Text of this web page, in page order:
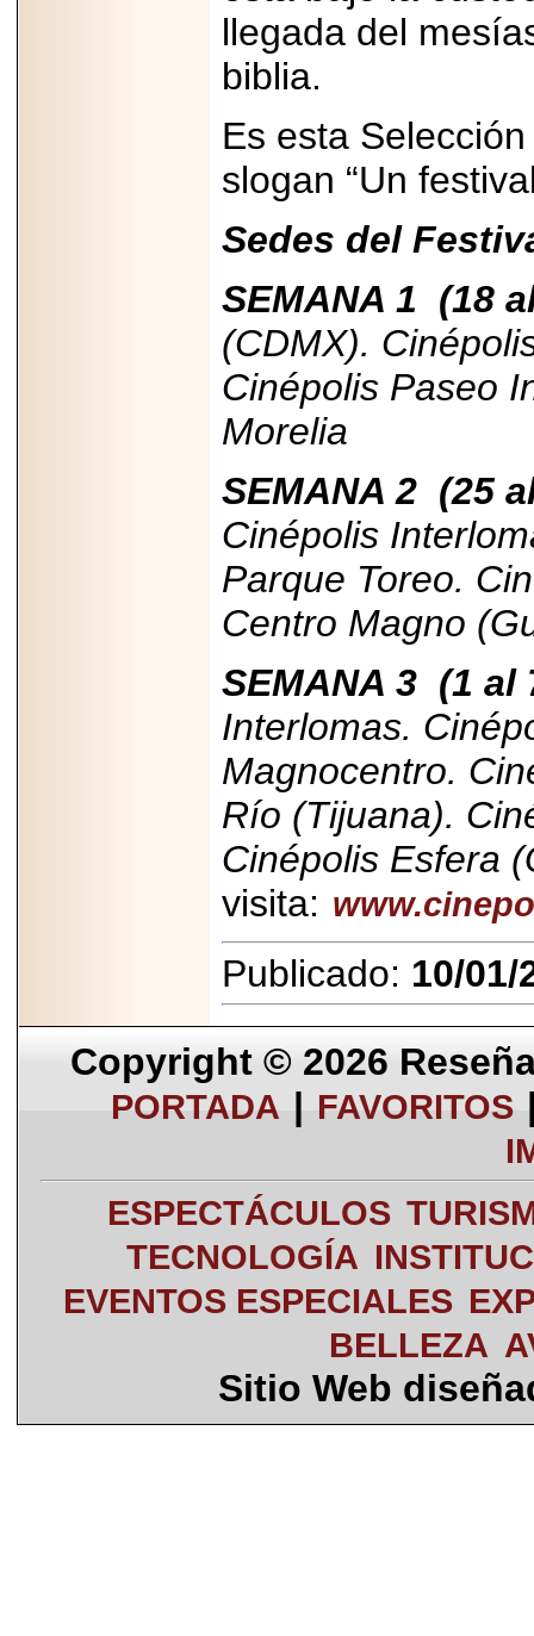
llegada del
biblia.
Es esta
slogan “Un
Sedes del
SEMANA 1 (18
(CDMX).
Cinépolis Paseo
Morelia
SEMANA 2 (25
Cinépolis
Parque Toreo.
Centro Magno
SEMANA 3 (1 al
Interlomas.
Magnocentro.
Río (Tijuana).
Cinépolis Esfera
visita:
Publicado: 10/01/
Copyright © 2026
PORTADA | FAVORITOS
ESPECTÁCULOS
TECNOLOGÍA
EVENTOS ESPECIALES
BELLEZA
Sitio Web